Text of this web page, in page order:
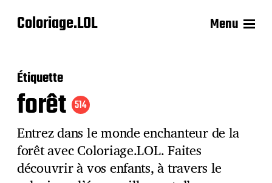
Coloriage.LOL Menu
Étiquette
forêt 514
Entrez dans le monde enchanteur de la
forêt avec Coloriage.LOL. Faites
découvrir à vos enfants, à travers le